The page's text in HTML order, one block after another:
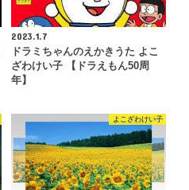
2023.1.7
ドラミちゃんのえかきうた よこ
ざわけい子 【ドラえもん50周
年】
よこざわけい子